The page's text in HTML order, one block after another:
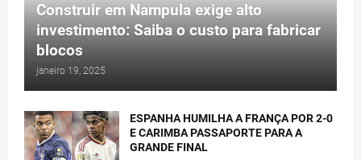
Construir em Nampula exige alto
investimento: Saiba o custo para fabricar
blocos
janeiro 19, 2025
ESPANHA HUMILHA A FRANÇA POR 2-0
E CARIMBA PASSAPORTE PARA A
GRANDE FINAL